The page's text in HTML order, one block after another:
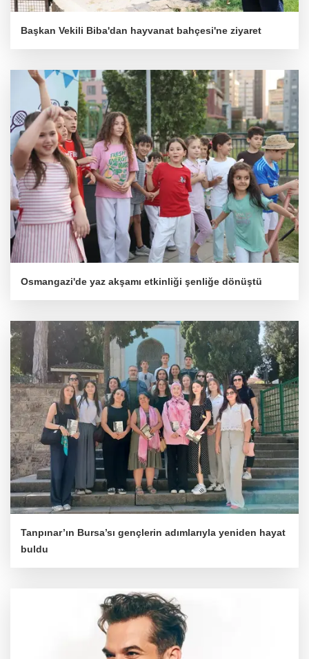
Başkan Vekili Biba'dan hayvanat bahçesi'ne ziyaret
Osmangazi'de yaz akşamı etkinliği şenliğe dönüştü
Tanpınar’ın Bursa’sı gençlerin adımlarıyla yeniden hayat
buldu